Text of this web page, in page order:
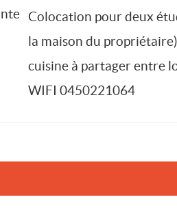
Colocation pour deux
la maison du
cuisine à partager entre
WIFI 0450221064